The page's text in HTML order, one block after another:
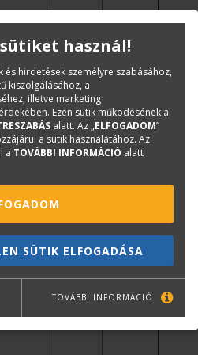
✓ ✓
✓ ✓
✓ ✓
használ!
és hirdetések személyre szabásához,
kiszolgálásához, a
illetve marketing
Ezen sütik működésének a
alatt. Az „ELFOGADOM”
a sütik használatához. Az
a TOVÁBBI INFORMÁCIÓ alatt
SÜTIK ELFOGADÁSA
TOVÁBBI INFORMÁCIÓ